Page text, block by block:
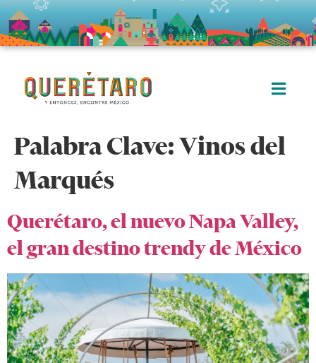
Palabra Clave:Vinos del
Marqués
Querétaro, el nuevo Napa Valley,
el gran destino trendy de México